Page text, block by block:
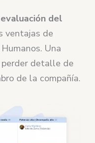
del
ventajas de
Una
detalle de
de la compañía.